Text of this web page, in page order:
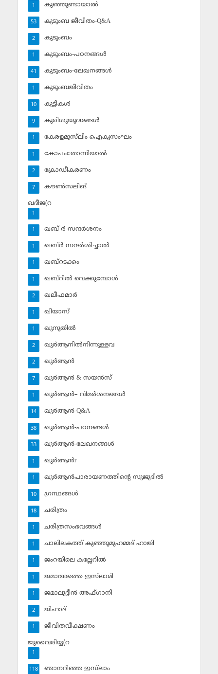
കുഞ്ഞുണ്ടായാല്‍
1
കുടുംബ ജീവിതം-Q&A
53
കുടുംബം
2
കുടുംബം-പഠനങ്ങള്‍
1
കുടുംബം-ലേഖനങ്ങള്‍
41
കുടുംബജീവിതം
1
കുട്ടികള്‍
10
കുരിശുയുദ്ധങ്ങള്‍
9
കേരളമുസ്‌ലിം ഐക്യസംഘം
1
കോപംതോന്നിയാല്‍
1
ക്രോഡീകരണം
2
കൗണ്‍സലിങ്‌
7
ഖദീജ(റ
1
ഖബ് ര്‍ സന്ദര്‍ശനം
1
ഖബ്ര്‍ സന്ദര്‍ശിച്ചാല്‍
1
ഖബ്‌റടക്കം
1
ഖബ്‌റില്‍ വെക്കുമ്പോള്‍
1
ഖലീഫമാര്‍
2
ഖിയാസ്
1
ഖുനൂതില്‍
1
ഖുര്‍ആനില്‍നിന്നുള്ളവ
2
ഖുര്‍ആന്‍
2
ഖുര്‍ആന്‍ & സയന്‍സ്‌
7
ഖുര്‍ആന്‍– വിമര്‍ശനങ്ങള്‍
1
ഖുര്‍ആന്‍-Q&A
14
ഖുര്‍ആന്‍-പഠനങ്ങള്‍
38
ഖുര്‍ആന്‍-ലേഖനങ്ങള്‍
33
ഖുര്‍ആന്‍r
1
ഖുര്‍ആന്‍പാരായണത്തിന്റെ സുജൂദില്‍
1
ഗ്രന്ഥങ്ങള്‍
10
ചരിത്രം
18
ചരിത്രസംഭവങ്ങള്‍
1
ചാലിലകത്ത് കുഞ്ഞുമുഹമ്മദ് ഹാജി
1
ജംറയിലെ കല്ലേറില്‍
1
ജമാഅത്തെ ഇസ്‌ലാമി
1
ജമാലുദ്ദീന്‍ അഫ്ഗാനി
1
ജിഹാദ്‌
2
ജീവിതവീക്ഷണം
1
ജുവൈരിയ്യ(റ
1
ഞാനറിഞ്ഞ ഇസ്‌ലാം
118